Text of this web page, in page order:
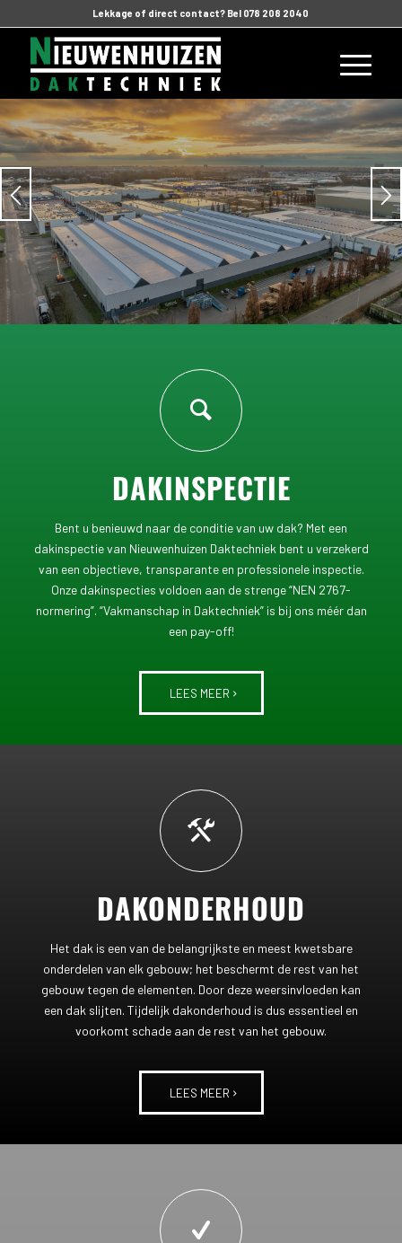
Lekkage of direct contact? Bel 078 208 2040
SPECIALIST
IN BEDRIJFSDAKEN.
Ontdek wat wij kunnen betekenen.
DAKINSPECTIE
Bent u benieuwd naar de conditie van uw dak? Met een
dakinspectie van Nieuwenhuizen Daktechniek bent u verzekerd
van een objectieve, transparante en professionele inspectie.
Onze dakinspecties voldoen aan de strenge “NEN 2767-
normering”. “Vakmanschap in Daktechniek” is bij ons méér dan
een pay-off!
LEES MEER
DAKONDERHOUD
Het dak is een van de belangrijkste en meest kwetsbare
onderdelen van elk gebouw; het beschermt de rest van het
gebouw tegen de elementen. Door deze weersinvloeden kan
een dak slijten. Tijdelijk dakonderhoud is dus essentieel en
voorkomt schade aan de rest van het gebouw.
LEES MEER